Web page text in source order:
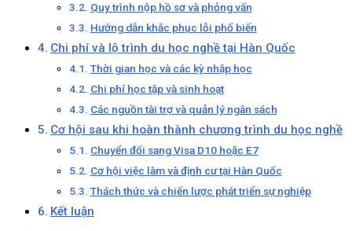
Quy trình nộp hồ sơ và phỏng vấn
Hướng dẫn khắc phục lỗi phổ biến
Chi phí và lộ trình du học nghề tại Hàn Quốc
Thời gian học và các kỳ nhập học
Chi phí học tập và sinh hoạt
Các nguồn tài trợ và quản lý ngân sách
Cơ hội sau khi hoàn thành chương trình du học nghề
Chuyển đổi sang Visa D10 hoặc E7
Cơ hội việc làm và định cư tại Hàn Quốc
Thách thức và chiến lược phát triển sự nghiệp
Kết luận